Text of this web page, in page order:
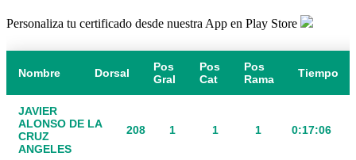
Personaliza tu certificado desde nuestra App en Play Store
Nombre Dorsal
Pos
Gral
Pos
Cat
Pos
Rama
Tiempo
JAVIER
ALONSO DE LA
CRUZ
ANGELES
208 1 1 1 0:17:06